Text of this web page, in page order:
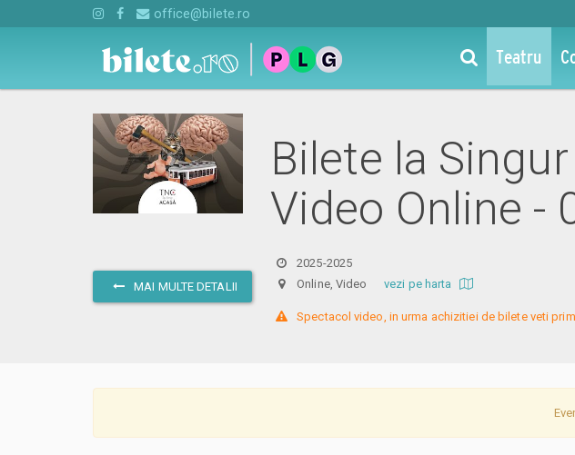
office@bilete.ro
Teatru
MAI MULTE DETALII
Bilete la
Video Online -
2025-2025
Online, Video vezi pe harta
Spectacol video, in urma achizitiei de bilete veti